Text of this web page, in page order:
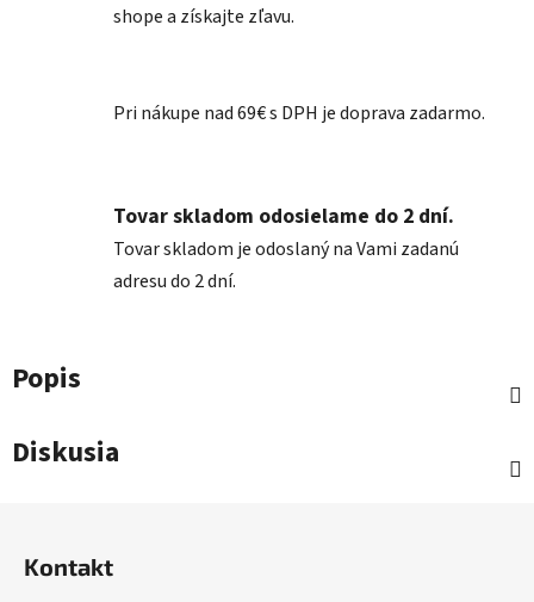
shope a získajte zľavu.
Pri nákupe nad 69€ s DPH je doprava zadarmo.
Tovar skladom odosielame do 2 dní.
Tovar skladom je odoslaný na Vami zadanú
adresu do 2 dní.
Popis
Diskusia
Kontakt